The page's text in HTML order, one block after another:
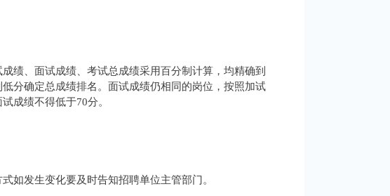
绩、面试成绩、考试总成绩采用百分制计算，均精确到
分确定总成绩排名。面试成绩仍相同的岗位，按照加试
成绩不得低于70分。
如发生变化要及时告知招聘单位主管部门。